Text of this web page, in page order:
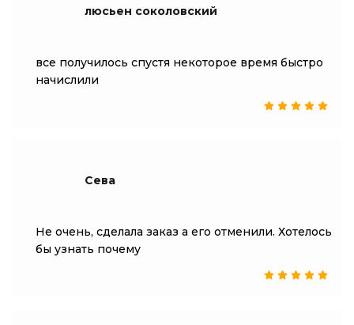
люсьен соколовский
все получилось спустя некоторое время быстро
начислили
Сева
Не очень, сделала заказ а его отменили. Хотелось
бы узнать почему